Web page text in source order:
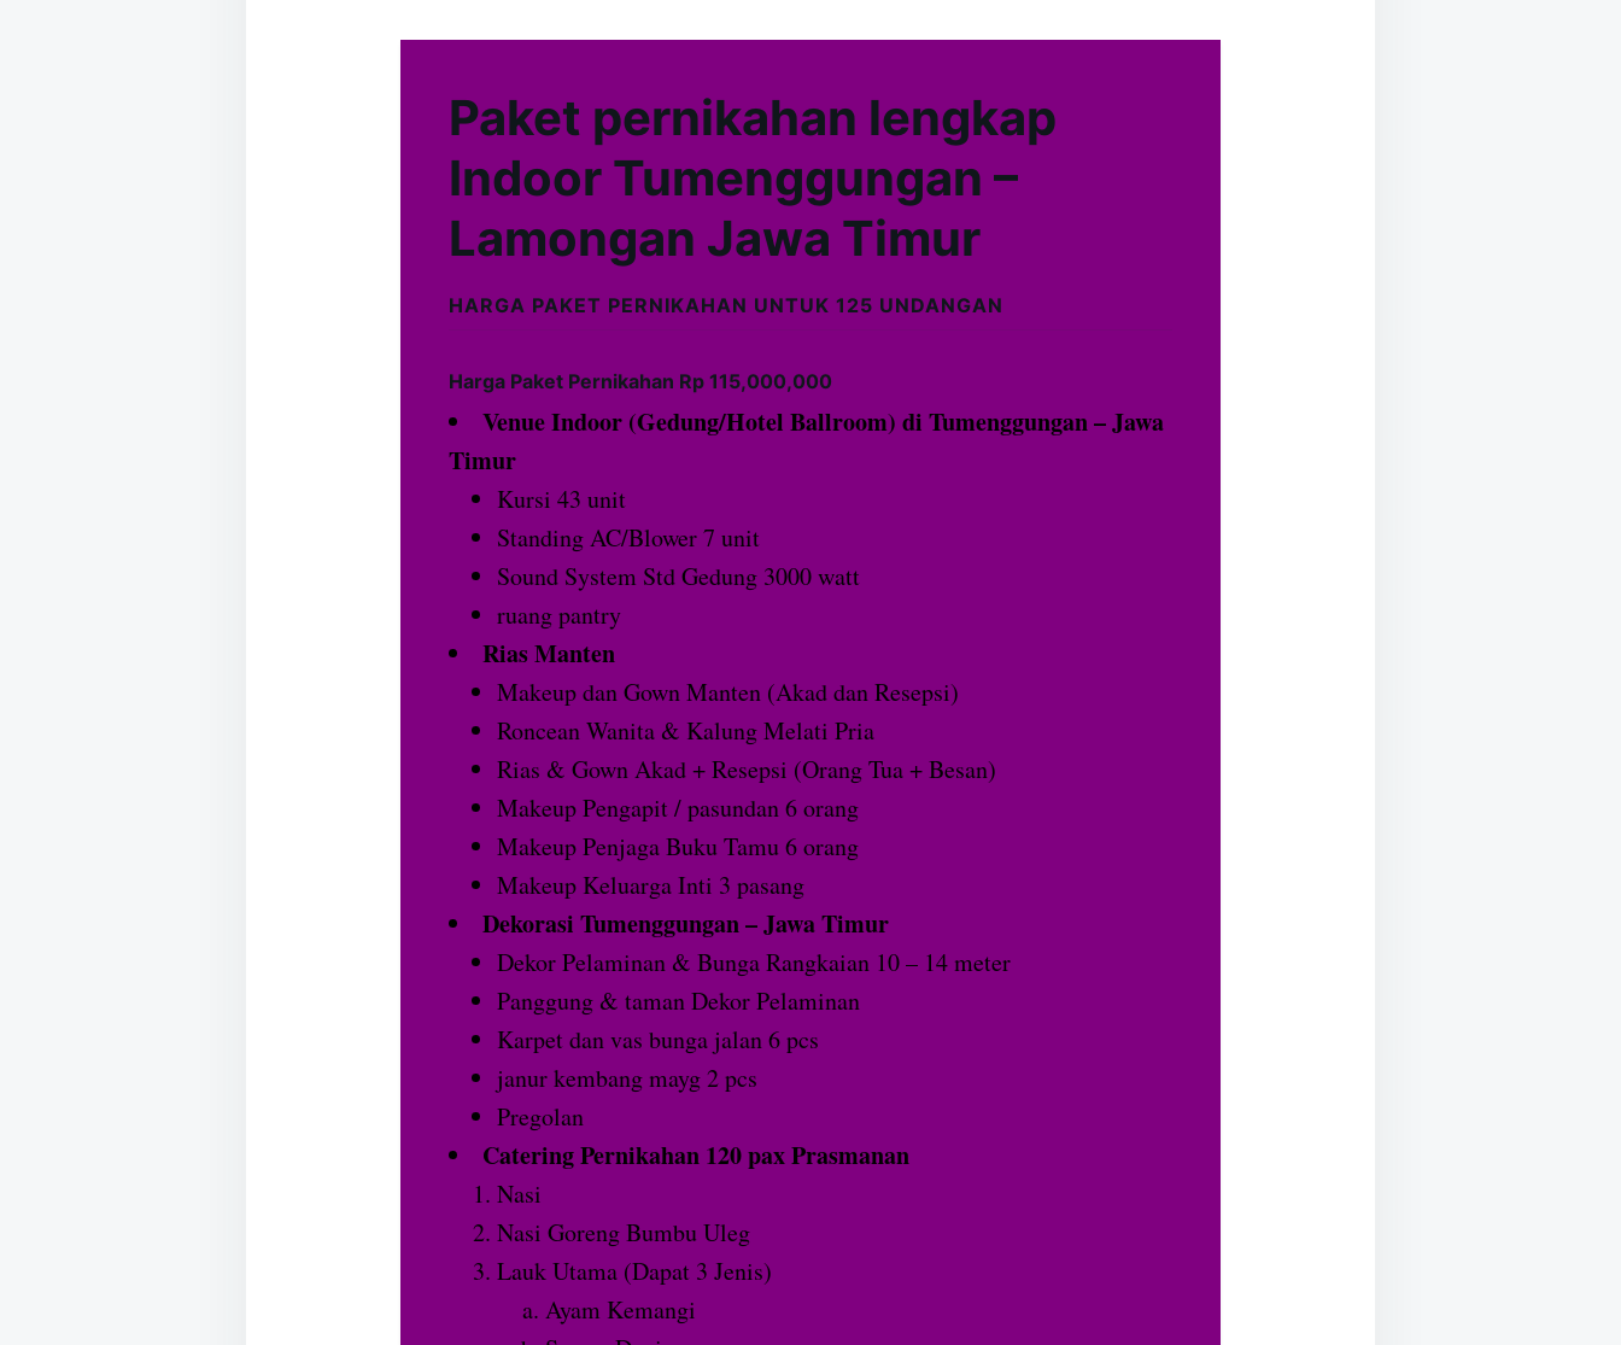
Paket pernikahan lengkap
Indoor Tumenggungan –
Lamongan Jawa Timur
HARGA PAKET PERNIKAHAN UNTUK 125 UNDANGAN
Harga Paket Pernikahan Rp 115,000,000
Venue Indoor (Gedung/Hotel Ballroom) di Tumenggungan – Jawa
Timur
Kursi 43 unit
Standing AC/Blower 7 unit
Sound System Std Gedung 3000 watt
ruang pantry
Rias Manten
Makeup dan Gown Manten (Akad dan Resepsi)
Roncean Wanita & Kalung Melati Pria
Rias & Gown Akad + Resepsi (Orang Tua + Besan)
Makeup Pengapit / pasundan 6 orang
Makeup Penjaga Buku Tamu 6 orang
Makeup Keluarga Inti 3 pasang
Dekorasi Tumenggungan – Jawa Timur
Dekor Pelaminan & Bunga Rangkaian 10 – 14 meter
Panggung & taman Dekor Pelaminan
Karpet dan vas bunga jalan 6 pcs
janur kembang mayg 2 pcs
Pregolan
Catering Pernikahan 120 pax Prasmanan
Nasi
Nasi Goreng Bumbu Uleg
Lauk Utama (Dapat 3 Jenis)
Ayam Kemangi